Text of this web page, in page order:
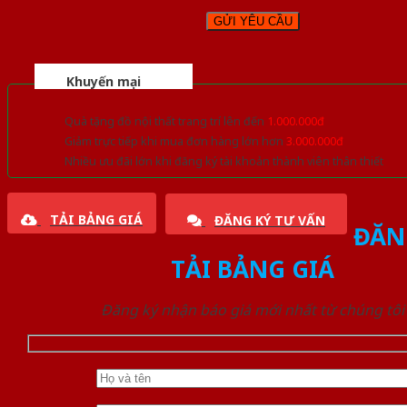
Khuyến mại
Quà tặng đồ nội thất trang trí lên đến 1.000.000đ
Giảm trực tiếp khi mua đơn hàng lớn hơn 3.000.000đ
Nhiều ưu đãi lớn khi đăng ký tài khoản thành viên thân thiết
TẢI BẢNG GIÁ ĐĂNG KÝ TƯ VẤN
TẢI BẢNG GIÁ
Đăng ký nhận báo giá mới nhất từ chúng tôi